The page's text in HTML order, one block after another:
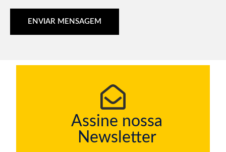
ENVIAR MENSAGEM
Assine nossa
Newsletter